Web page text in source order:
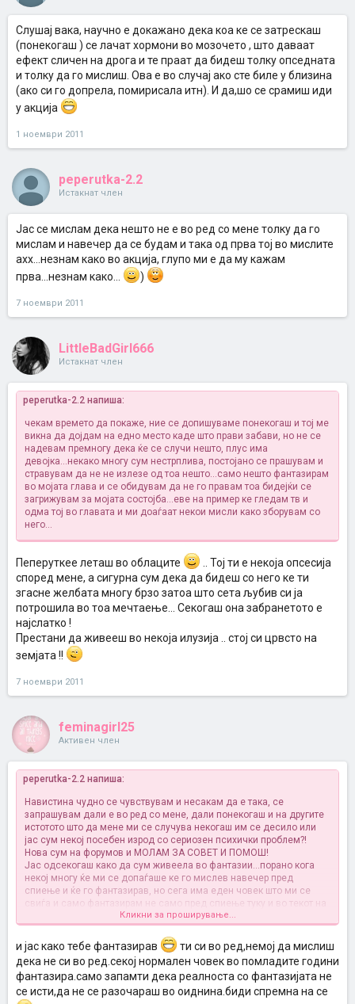
Слушај вака, научно е докажано дека коа ке се затрескаш
(понекогаш ) се лачат хормони во мозочето , што даваат
ефект сличен на дрога и те праат да бидеш толку опседната
и толку да го мислиш. Ова е во случај ако сте биле у близина
(ако си го допрела, помирисала итн). И да,шо се срамиш иди
у акција
1 ноември 2011
peperutka-2.2
Истакнат член
Јас се мислам дека нешто не е во ред со мене толку да го
мислам и навечер да се будам и така од прва тој во мислите
ахх...незнам како во акција, глупо ми е да му кажам
прва...незнам како...
)
7 ноември 2011
LittleBadGirl666
Истакнат член
peperutka-2.2 напиша:
чекам времето да покаже, ние се допишуваме понекогаш и тој ме
викна да дојдам на едно место каде што прави забави, но не се
надевам премногу дека ќе се случи нешто, плус има
девојка...некако многу сум нестрплива, постојано се прашувам и
стравувам да не не излезе од тоа нешто...само нешто фантазирам
во мојата глава и се обидувам да не го правам тоа бидејќи се
загрижувам за мојата состојба...еве на пример ке гледам тв и
одма тој во главата и ми доаѓаат некои мисли како зборувам со
него...
Пеперуткее леташ во облаците
.. Тој ти е некоја опсесија
според мене, а сигурна сум дека да бидеш со него ке ти
згасне желбата многу брзо затоа што сета љубив си ја
потрошила во тоа мечтаење... Секогаш она забранетото е
најслатко !
Престани да живееш во некоја илузија .. стој си црвсто на
земјата !!
7 ноември 2011
feminagirl25
Активен член
peperutka-2.2 напиша:
Навистина чудно се чувствувам и несакам да е така, се
запрашувам дали е во ред со мене, дали понекогаш и на другите
истотото што да мене ми се случува некогаш им се десило или
јас сум некој посебен изрод со сериозен психички проблем?!
Нова сум на форумов и МОЛАМ ЗА СОВЕТ И ПОМОШ!
Јас одсекогаш како да сум живеела во фантазии...порано кога
некој многу ќе ми се допаѓаше ке го мислев навечер пред
спиење и ќе го фантазирав, но сега има еден човек што ми се
свиѓа и само фантазирам не само пред спиење туку и во текот на
целиот ден, фантазирам како ќе биде кога ќе го видам, како и што
збориме на "состанокот", односи...фантазирам како заедно на
одмор сме биле...дури и како и ме побарал за жена, абе свашта,
од моите фантазии би можела и книга да напишам, опседната
сум со него буквално се загрижувам за мојата
состојба...неможам да оставам на времето и да живеам во
реалноста, јас фантазирам...мислам дека нешто не е во ред со
Кликни за проширување...
и јас како тебе фантазирав
ти си во ред,немој да мислиш
дека не си во ред.секој нормален човек во помладите години
фантазира.само запамти дека реалноста со фантазијата не
се исти,да не се разочараш во оиднина.биди спремна на се